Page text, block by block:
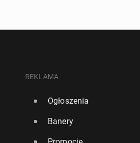
REKLAMA
Ogłoszenia
Banery